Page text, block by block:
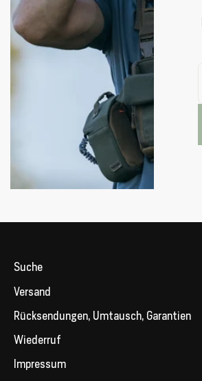
Suche
Versand
Rücksendungen, Umtausch, Garantien
Wiederruf
Impressum